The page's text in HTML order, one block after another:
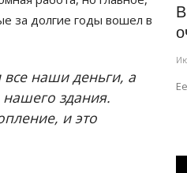
за долгие годы вошел в
наши деньги, а
нашего здания.
и это
казахстанцев за
что конституционные
общественному...